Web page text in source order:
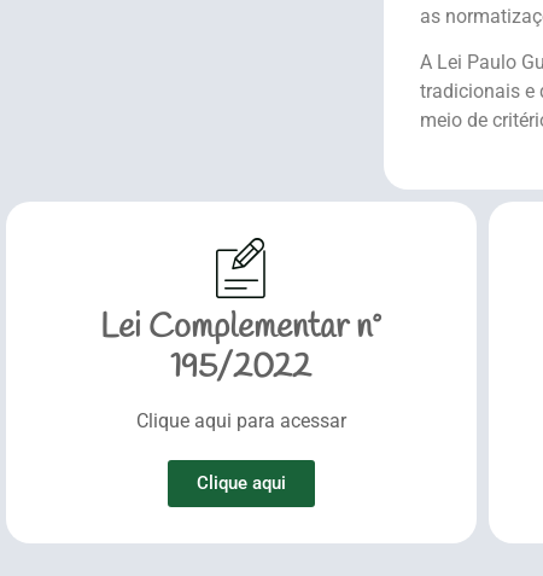
as
A Lei Paulo
tradicionais e
meio de
Lei Complementar nº
195/2022
Clique aqui para acessar
Clique aqui